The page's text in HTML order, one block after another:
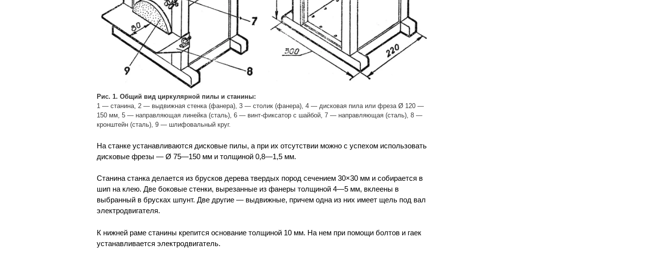
Рис. 1. Общий вид циркулярной пилы и станины:
1 — станина, 2 — выдвижная стенка (фанера), 3 — столик (фанера), 4 — дисковая пила или фреза Ø 120 —
150 мм, 5 — направляющая линейка (сталь), 6 — винт-фиксатор с шайбой, 7 — направляющая (сталь), 8 —
кронштейн (сталь), 9 — шлифовальный круг.
На станке устанавливаются дисковые пилы, а при их отсутствии можно с успехом использовать
дисковые фрезы — Ø 75—150 мм и толщиной 0,8—1,5 мм.
Станина станка делается из брусков дерева твердых пород сечением 30×30 мм и собирается в
шип на клею. Две боковые стенки, вырезанные из фанеры толщиной 4—5 мм, вклеены в
выбранный в брусках шпунт. Две другие — выдвижные, причем одна из них имеет щель под вал
электродвигателя.
К нижней раме станины крепится основание толщиной 10 мм. На нем при помощи болтов и гаек
устанавливается электродвигатель.